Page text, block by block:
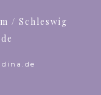
/ Schleswig